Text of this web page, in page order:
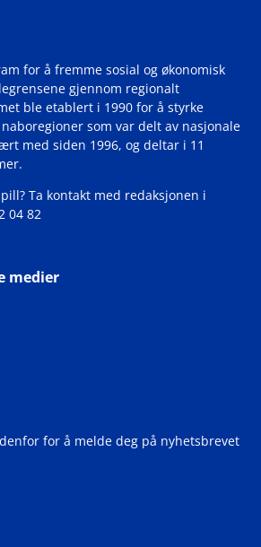
for å fremme sosial og økonomisk
gjennom regionalt
ble etablert i 1990 for å styrke
som var delt av nasjonale
med siden 1996, og deltar i 11
Ta kontakt med redaksjonen i
04 82
medier
for å melde deg på nyhetsbrevet